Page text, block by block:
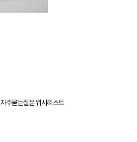
자주묻는질문위시리스트